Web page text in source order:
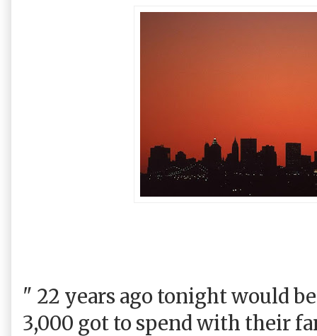
" 22 years ago tonight would
3,000 got to spend with their